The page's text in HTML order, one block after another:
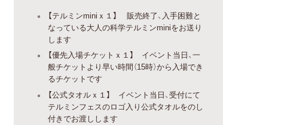
【テルミンminiｘ１】 販売終了、入手困難と
なっている大人の科学テルミンminiをお送り
します
【優先入場チケットｘ１】 イベント当日、一
般チケットより早い時間（15時）から入場でき
るチケットです
【公式タオルｘ１】 イベント当日、受付にて
テルミンフェスのロゴ入り公式タオルをのし
付きでお渡しします